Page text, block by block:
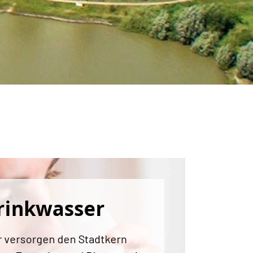
Stadtbad
Das Stadtbad am Grüttweg